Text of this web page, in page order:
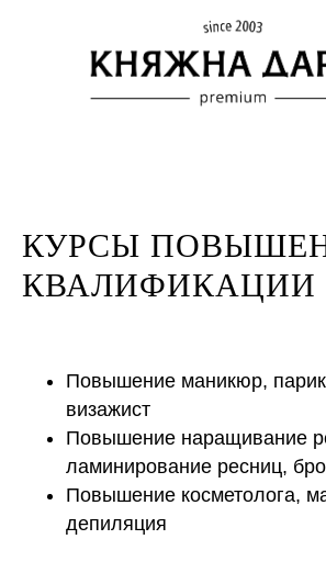
КУРСЫ
КВАЛИФИКАЦИИ
Повышение маникюр,
визажист
Повышение наращивание
ламинирование ресниц,
Повышение косметолога,
депиляция